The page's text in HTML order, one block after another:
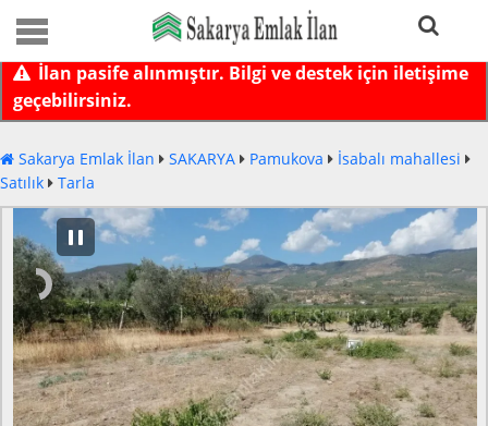
İlan pasife alınmıştır. Bilgi ve destek için iletişime
geçebilirsiniz.
Sakarya Emlak İlan SAKARYA Pamukova
İsabalı mahallesi
Satılık
Tarla